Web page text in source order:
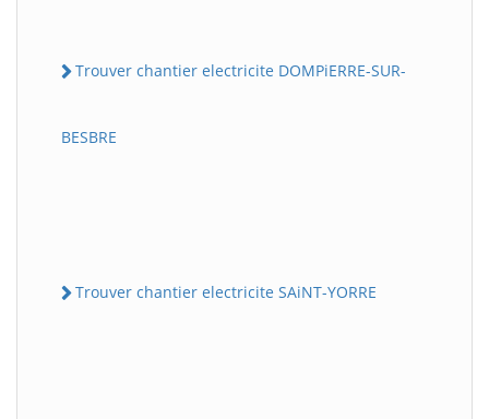
Trouver chantier electricite DOMPiERRE-SUR-
BESBRE
Trouver chantier electricite SAiNT-YORRE